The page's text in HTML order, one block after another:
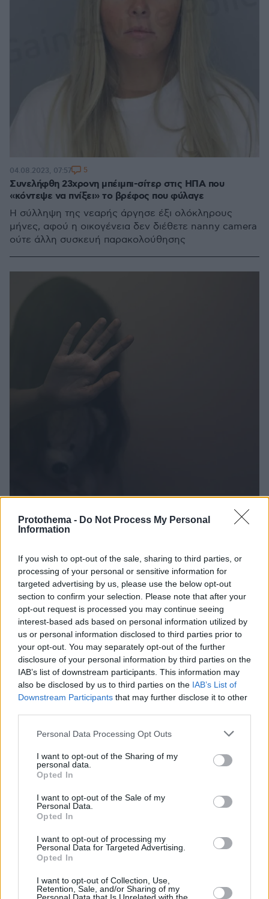
Protothema - Do Not Process My Personal
Information
If you wish to opt-out of the sale, sharing to third parties, or
processing of your personal or sensitive information for
targeted advertising by us, please use the below opt-out
section to confirm your selection. Please note that after your
opt-out request is processed you may continue seeing
interest-based ads based on personal information utilized by
us or personal information disclosed to third parties prior to
your opt-out. You may separately opt-out of the further
disclosure of your personal information by third parties on the
IAB’s list of downstream participants. This information may
also be disclosed by us to third parties on the IAB’s List of
Downstream Participants that may further disclose it to other
Please note that this website/app uses one or more Google
not limited to your visit or usage behaviour. You may click to
grant or deny consent to Google and its third-party tags to
use your data for below specified purposes in below Google
consent section.
Personal Data Processing Opt Outs
I want to opt-out of the Sharing of my
personal data.
Opted In
I want to opt-out of the Sale of my
Personal Data.
Opted In
I want to opt-out of processing my
Personal Data for Targeted Advertising.
Opted In
I want to opt-out of Collection, Use,
Retention, Sale, and/or Sharing of my
Συνελήφθη 23χρονη μπέιμπι-σίτερ στις ΗΠΑ που
«κόντεψε να πνίξει» το βρέφος που φύλαγε
Η σύλληψη της νεαρής άργησε έξι ολόκληρους
μήνες, αφού η οικογένεια δεν διέθετε nanny camera
ούτε άλλη συσκευή παρακολούθησης
04.08.2023, 07:57 5
κακοποίηση παιδιών
Οι αστυνομικοί είπαν ότι ο 45χρονος εγκληματίας
κατά «βρεφών, παιδιών και εφήβων, μοιράστηκε
βίντεο και εικόνες ασύλληπτης βαρβαρότητας στο
διαδίκτυο»
28.02.2023, 19:35